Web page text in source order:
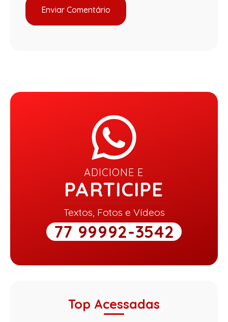
ADICIONE E
PARTICIPE
Textos, Fotos e Vídeos
77 99992-3542
Top Acessadas